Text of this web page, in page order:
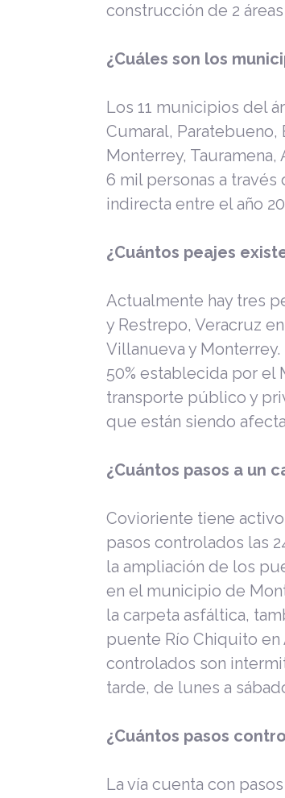
construcción de 2
¿Cuáles son los
Los 11 municipios del
Cumaral, Paratebueno,
Monterrey,
6 mil personas a
indirecta entre el año
¿Cuántos peajes
Actualmente hay tres
y Restrepo, Veracruz
Villanueva y
50% establecida por el
transporte público y
que están siendo
¿Cuántos pasos a un
Covioriente tiene
pasos controlados las
la ampliación de los
en el municipio de
la carpeta asfáltica,
puente Río Chiquito en
controlados son
tarde, de lunes a
¿Cuántos pasos
La vía cuenta con